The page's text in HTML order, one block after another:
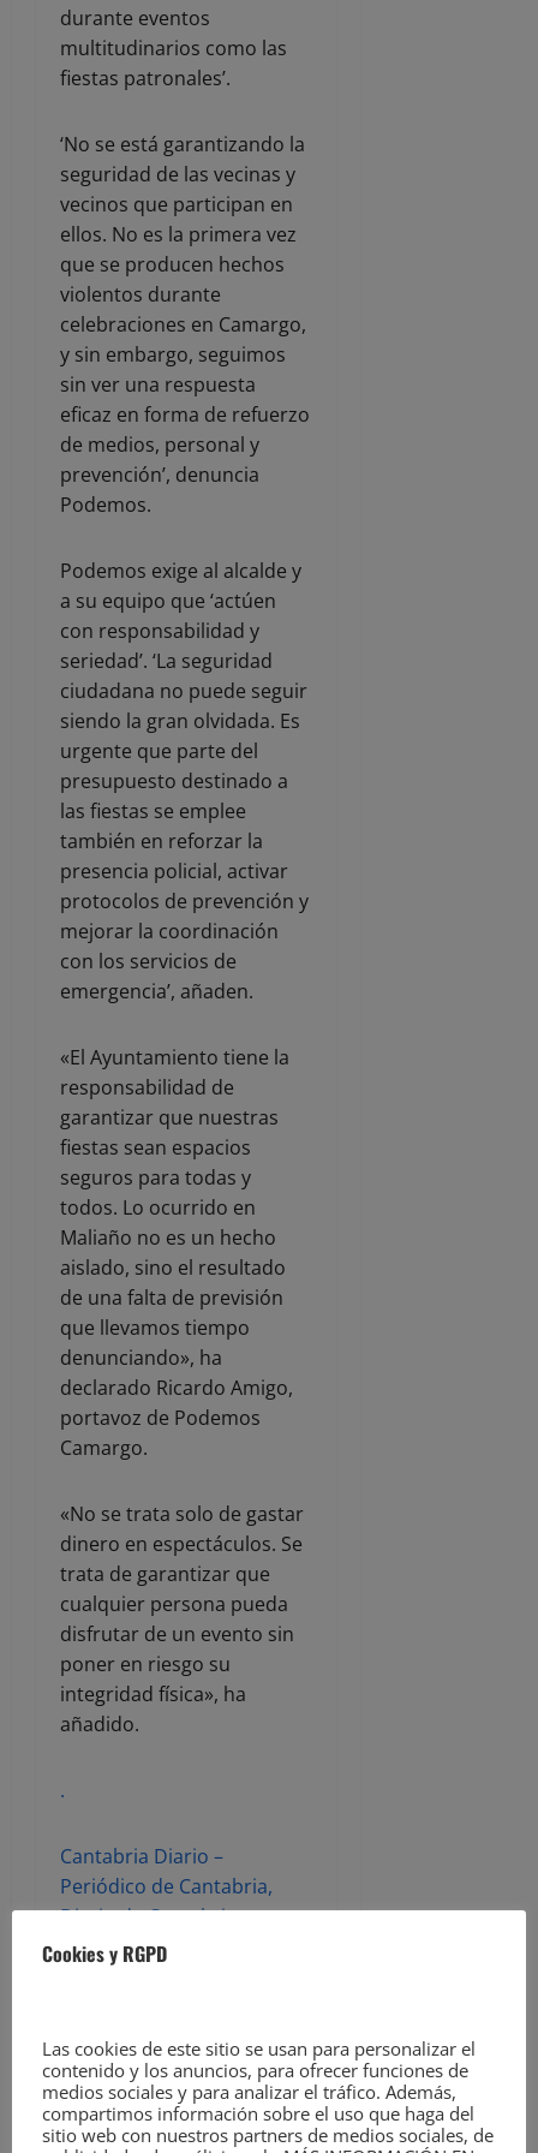
durante eventos
multitudinarios como las
fiestas patronales’.
‘No se está garantizando la
seguridad de las vecinas y
vecinos que participan en
ellos. No es la primera vez
que se producen hechos
violentos durante
celebraciones en Camargo,
y sin embargo, seguimos
sin ver una respuesta
eficaz en forma de refuerzo
de medios, personal y
prevención’, denuncia
Podemos.
Podemos exige al alcalde y
a su equipo que ‘actúen
con responsabilidad y
seriedad’. ‘La seguridad
ciudadana no puede seguir
siendo la gran olvidada. Es
urgente que parte del
presupuesto destinado a
las fiestas se emplee
también en reforzar la
presencia policial, activar
protocolos de prevención y
mejorar la coordinación
con los servicios de
emergencia’, añaden.
«El Ayuntamiento tiene la
responsabilidad de
garantizar que nuestras
fiestas sean espacios
seguros para todas y
todos. Lo ocurrido en
Maliaño no es un hecho
aislado, sino el resultado
de una falta de previsión
que llevamos tiempo
denunciando», ha
declarado Ricardo Amigo,
portavoz de Podemos
Camargo.
«No se trata solo de gastar
dinero en espectáculos. Se
trata de garantizar que
cualquier persona pueda
disfrutar de un evento sin
poner en riesgo su
integridad física», ha
añadido.
.
Cantabria Diario –
Periódico de Cantabria,
Diario de Cantabria,
noticias de Cantabria
Cookies y RGPD
Las cookies de este sitio se usan para personalizar el
contenido y los anuncios, para ofrecer funciones de
medios sociales y para analizar el tráfico. Además,
compartimos información sobre el uso que haga del
sitio web con nuestros partners de medios sociales, de